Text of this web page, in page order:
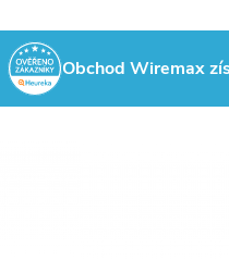
Obchod Wiremax